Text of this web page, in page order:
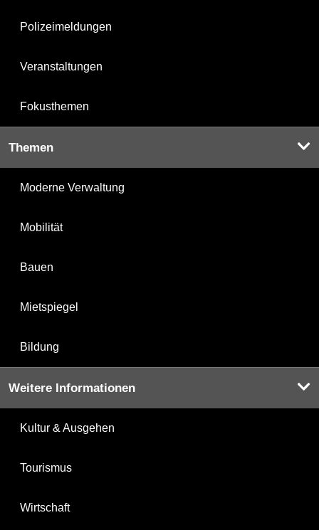
Polizeimeldungen
Veranstaltungen
Fokusthemen
Themen
Moderne Verwaltung
Mobilität
Bauen
Mietspiegel
Bildung
Weitere Informationen
Kultur & Ausgehen
Tourismus
Wirtschaft